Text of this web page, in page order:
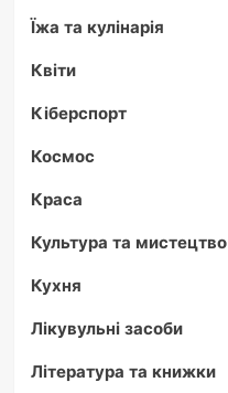
Їжа та кулінарія
Квіти
Кіберспорт
Космос
Краса
Культура та мистецтво
Кухня
Лікувульні засоби
Література та книжки